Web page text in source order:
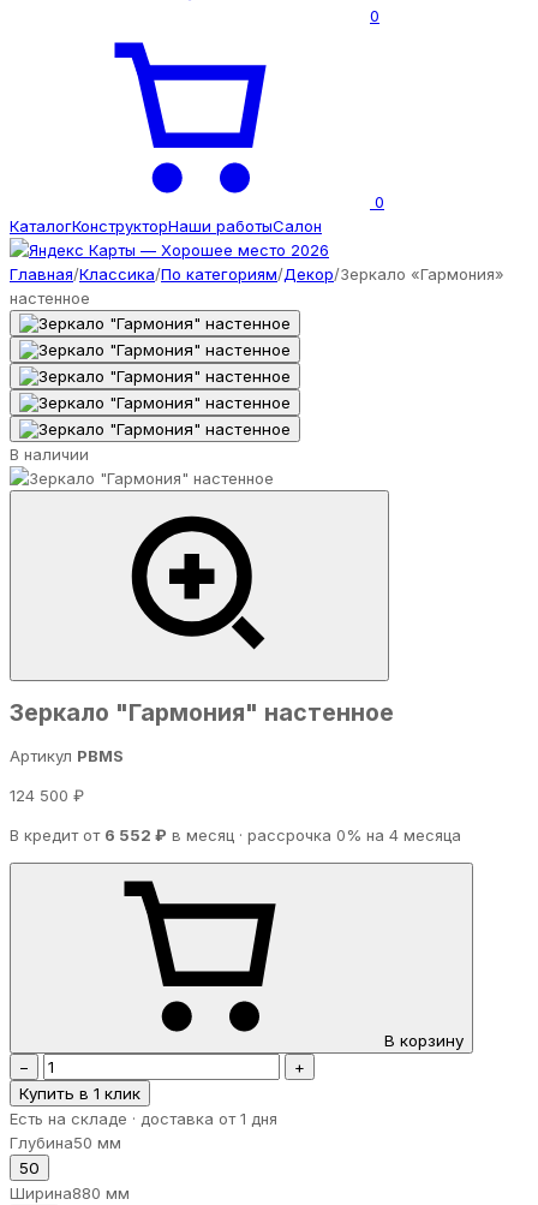
0
0
КаталогКонструкторНаши работыСалон
Главная/Классика/По категориям/Декор/Зеркало «Гармония»
настенное
В наличии
Зеркало "Гармония" настенное
Артикул PBMS
124 500 ₽
В кредит от 6 552 ₽ в месяц · рассрочка 0% на 4 месяца
В корзину
−
+
Купить в 1 клик
Есть на складе · доставка от 1 дня
Глубина50 мм
50
Ширина880 мм